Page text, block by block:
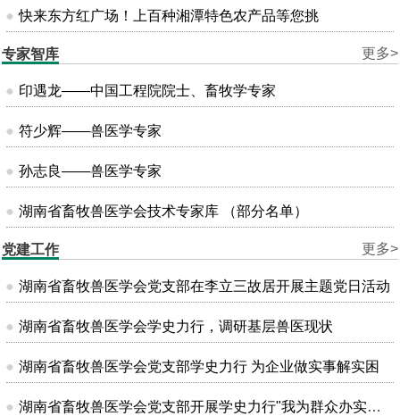
快来东方红广场！上百种湘潭特色农产品等您挑
更多>
专家智库
印遇龙——中国工程院院士、畜牧学专家
符少辉——兽医学专家
孙志良——兽医学专家
湖南省畜牧兽医学会技术专家库 （部分名单）
更多>
党建工作
湖南省畜牧兽医学会党支部在李立三故居开展主题党日活动
湖南省畜牧兽医学会学史力行，调研基层兽医现状
湖南省畜牧兽医学会党支部学史力行 为企业做实事解实困
湖南省畜牧兽医学会党支部开展学史力行"我为群众办实事"主题党日活动